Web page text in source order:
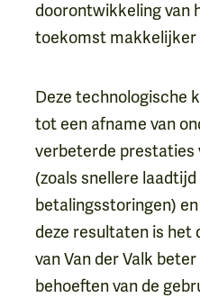
doorontwikkeling van
toekomst makkelijker
Deze technologische
tot een afname van
verbeterde prestaties
(zoals snellere
betalingsstoringen)
deze resultaten is het
van Van der Valk
behoeften van de